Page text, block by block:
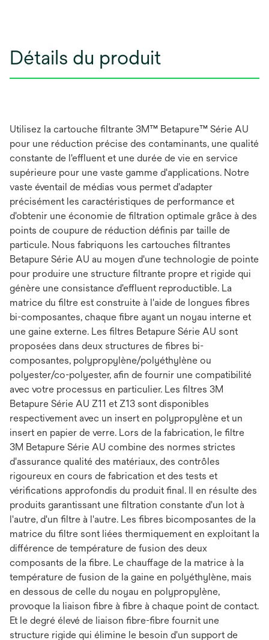
Détails du produit
Utilisez la cartouche filtrante 3M™ Betapure™ Série AU
pour une réduction précise des contaminants, une qualité
constante de l'effluent et une durée de vie en service
supérieure pour une vaste gamme d'applications. Notre
vaste éventail de médias vous permet d'adapter
précisément les caractéristiques de performance et
d'obtenir une économie de filtration optimale grâce à des
points de coupure de réduction définis par taille de
particule. Nous fabriquons les cartouches filtrantes
Betapure Série AU au moyen d'une technologie de pointe
pour produire une structure filtrante propre et rigide qui
génère une consistance d'effluent reproductible. La
matrice du filtre est construite à l'aide de longues fibres
bi-composantes, chaque fibre ayant un noyau interne et
une gaine externe. Les filtres Betapure Série AU sont
proposées dans deux structures de fibres bi-
composantes, polypropylène/polyéthylène ou
polyester/co-polyester, afin de fournir une compatibilité
avec votre processus en particulier. Les filtres 3M
Betapure Série AU Z11 et Z13 sont disponibles
respectivement avec un insert en polypropylène et un
insert en papier de verre. Lors de la fabrication, le filtre
3M Betapure Série AU combine des normes strictes
d'assurance qualité des matériaux, des contrôles
rigoureux en cours de fabrication et des tests et
vérifications approfondis du produit final. Il en résulte des
produits garantissant une filtration constante d'un lot à
l'autre, d'un filtre à l'autre. Les fibres bicomposantes de la
matrice du filtre sont liées thermiquement en exploitant la
différence de température de fusion des deux
composants de la fibre. Le chauffage de la matrice à la
température de fusion de la gaine en polyéthylène, mais
en dessous de celle du noyau en polypropylène,
provoque la liaison fibre à fibre à chaque point de contact.
Et le degré élevé de liaison fibre-fibre fournit une
structure rigide qui élimine le besoin d'un support de